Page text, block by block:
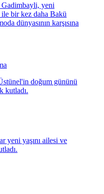
Gadimbayli, yeni
bir kez daha Bakü
dünyasının karşısına
doğum gününü
kutladı.
yeni yaşını ailesi ve